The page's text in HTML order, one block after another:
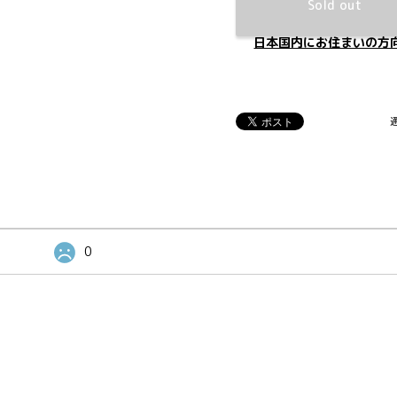
Sold out
日本国内にお住まいの方
0